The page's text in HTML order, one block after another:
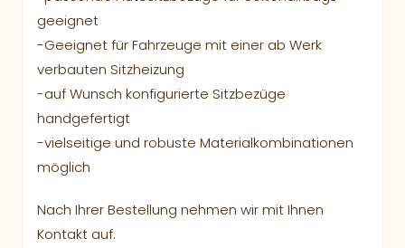
geeignet
-Geeignet für Fahrzeuge mit einer ab Werk
verbauten Sitzheizung
-auf Wunsch konfigurierte Sitzbezüge
handgefertigt
-vielseitige und robuste Materialkombinationen
möglich
Nach Ihrer Bestellung nehmen wir mit Ihnen
Kontakt auf.